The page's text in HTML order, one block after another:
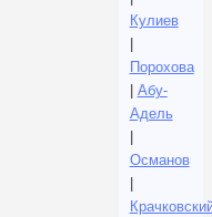
Кулиев
Порохова
Абу-
Адель
Османов